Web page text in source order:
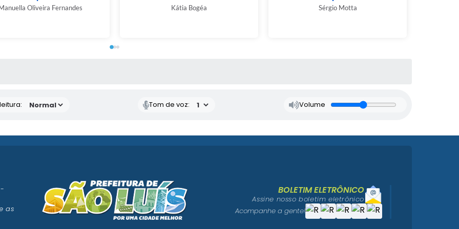
Oliveira Fernandes Kátia Bogéa Sérgio Motta
Tom de voz: Volume
as
BOLETIM ELETRÔNICO
Assine nosso boletim eletrônico
Acompanhe a gente!